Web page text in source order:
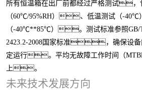
所有恒温箱在出厂前都经过严格测试，
（60℃/95%RH）、低温测试（-40℃
（-40℃**85℃）。测试标准参照GB/T
2423.2-2008国家标准，确保设备
定运行。平均无故障工作时间（
上。
未来技术发展方向